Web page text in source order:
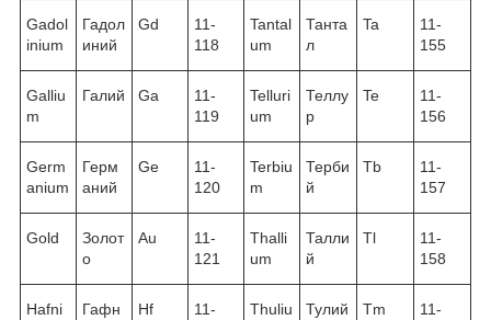
Gadol
inium
Гадол
иний
Gd
11-
118
Tantal
um
Танта
л
Ta
11-
155
Galliu
m
Галий Ga
11-
119
Telluri
um
Теллу
р
Te
11-
156
Germ
anium
Герм
аний
Ge
11-
120
Terbiu
m
Терби
й
Tb
11-
157
Gold
Золот
о
Au
11-
121
Thalli
um
Талли
й
Tl
11-
158
Hafni
Гафн
Hf
11-
Thuliu
Тулий Tm
11-